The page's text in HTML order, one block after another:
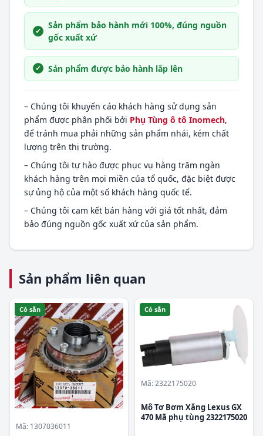
Sản phẩm bảo hành mới 100%, đúng nguồn
gốc xuất xứ
Sản phẩm được bảo hành lắp lên
– Chúng tôi khuyến cáo khách hàng sử dụng sản
phẩm được phân phối bởi Phụ Tùng ô tô Inomech,
để tránh mua phải những sản phẩm nhái, kém chất
lượng trên thị trường.
– Chúng tôi tự hào được phục vụ hàng trăm ngàn
khách hàng trên mọi miền của tổ quốc, đặc biệt được
sự ủng hộ của một số khách hàng quốc tế.
– Chúng tôi cam kết bán hàng với giá tốt nhất, đảm
bảo đúng nguồn gốc xuất xứ của sản phẩm.
Sản phẩm liên quan
Có sẵn
Mã: 1307036011
Có sẵn
Mã: 2322175020
Mô Tơ Bơm Xăng Lexus GX
470 Mã phụ tùng 2322175020